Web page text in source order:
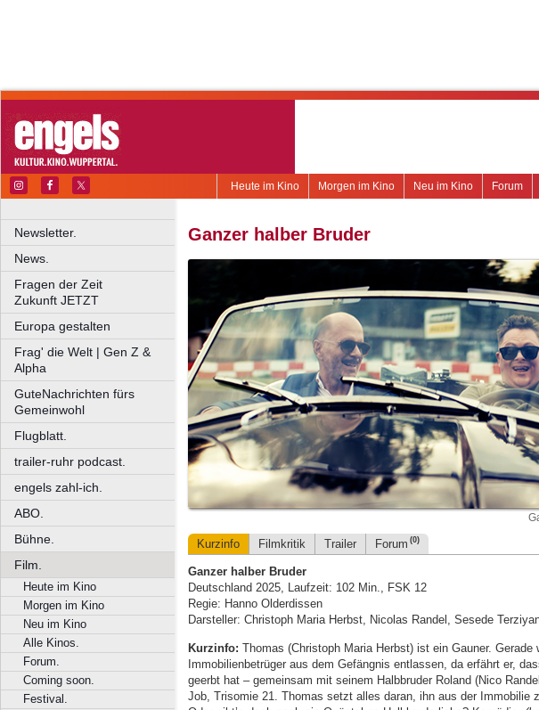
Forum
Neu im Kino
Morgen im Kino
Heute im Kino
Newsletter.
News.
Fragen der Zeit
Zukunft JETZT
Europa gestalten
Frag' die Welt | Gen Z &
Alpha
GuteNachrichten fürs
Gemeinwohl
Flugblatt.
trailer-ruhr podcast.
engels zahl-ich.
ABO.
Bühne.
Film.
Heute im Kino
Morgen im Kino
Neu im Kino
Alle Kinos.
Forum.
Coming soon.
Festival.
Ganzer halber Bruder
Kurzinfo Filmkritik Trailer Forum (0)
Ganzer halber Bruder
Deutschland 2025, Laufzeit: 102 Min., FSK 12
Regie: Hanno Olderdissen
Darsteller: Christoph Maria Herbst, Nicolas Randel, Sesede
Kurzinfo: Thomas (Christoph Maria Herbst) ist ein Gauner. Gerade
Immobilienbetrüger aus dem Gefängnis entlassen, da erfährt er,
geerbt hat – gemeinsam mit seinem Halbbruder Roland (Nico
Job, Trisomie 21. Thomas setzt alles daran, ihn aus der Immobilie